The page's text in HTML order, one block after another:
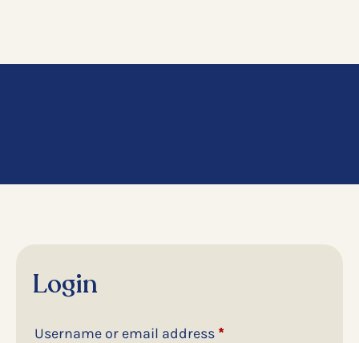
Login
Username or email address *Required